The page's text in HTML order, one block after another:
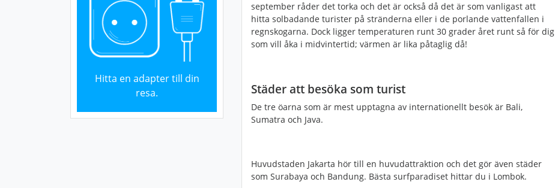
Hitta en adapter till din
resa.
september råder det torka och det är också då det är som vanligast att
hitta solbadande turister på stränderna eller i de porlande vattenfallen i
regnskogarna. Dock ligger temperaturen runt 30 grader året runt så för dig
som vill åka i midvintertid; värmen är lika påtaglig då!
Städer att besöka som turist
De tre öarna som är mest upptagna av internationellt besök är Bali,
Sumatra och Java.
Huvudstaden Jakarta hör till en huvudattraktion och det gör även städer
som Surabaya och Bandung. Bästa surfparadiset hittar du i Lombok.